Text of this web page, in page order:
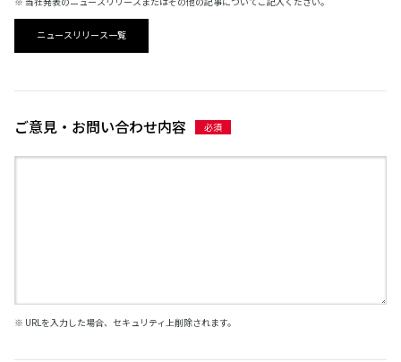
ニュースリリース一覧
ご意見・お問い合わせ内容
※ URLを入力した場合、セキュリティ上削除されます。